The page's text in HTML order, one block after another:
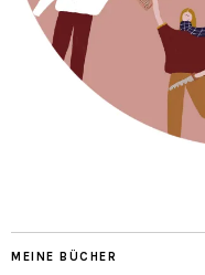
MEINE BÜCHER